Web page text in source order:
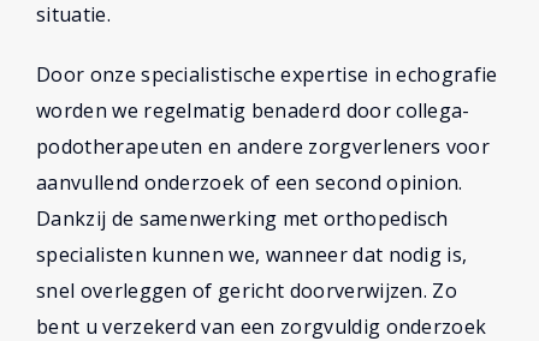
situatie.
Door onze specialistische expertise in echografie
worden we regelmatig benaderd door collega-
podotherapeuten en andere zorgverleners voor
aanvullend onderzoek of een second opinion.
Dankzij de samenwerking met orthopedisch
specialisten kunnen we, wanneer dat nodig is,
snel overleggen of gericht doorverwijzen. Zo
bent u verzekerd van een zorgvuldig onderzoek